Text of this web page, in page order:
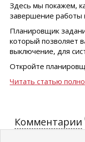
Здесь мы покажем,
завершение работы
Планировщик
который позволяет
выключение, для
Откройте
Читать статью
Комментарии